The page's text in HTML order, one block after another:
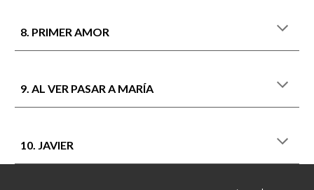
8. PRIMER AMOR
9. AL VER PASAR A MARÍA
10. JAVIER